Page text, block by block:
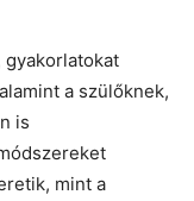
gyakorlatokat
a szülőknek,
is
mint a